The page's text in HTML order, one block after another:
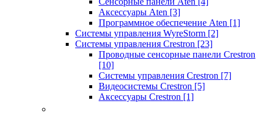
Аксессуары Aten [3]
Программное обеспечение Aten [1]
Системы управления WyreStorm [2]
Системы управления Crestron [23]
Проводные сенсорные панели Crestron
[10]
Системы управления Crestron [7]
Видеосистемы Crestron [5]
Аксессуары Crestron [1]